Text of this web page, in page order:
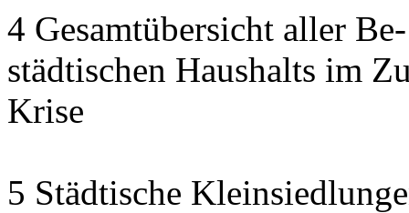
4 Gesamtübersicht aller
städtischen Haushalts im
Krise
5 Städtische